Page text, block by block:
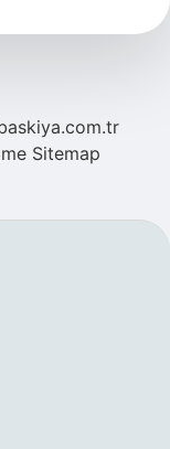
Sitemap